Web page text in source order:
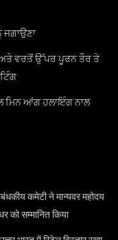
ਜਗਾਉਣਾ
ਅਤੇ ਵਰਤੋਂ ਉੱਪਰ ਪੂਰਨ ਤੌਰ ਤੇ
ਮਿਨ ਆਂਗ ਹਲਾਇੰਗ ਨਾਲ
कमेटी ने मान्यवर महोदय
को सम्मानित किया